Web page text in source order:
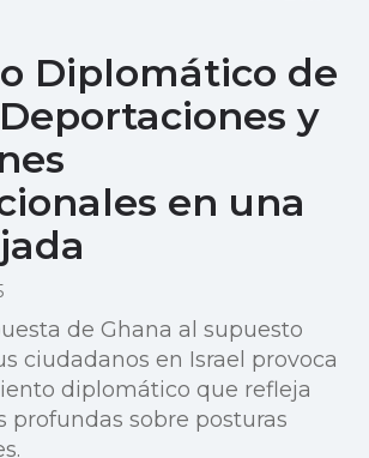
Diplomático de
y
en una
de Ghana al supuesto
ciudadanos en Israel provoca
diplomático que refleja
profundas sobre posturas